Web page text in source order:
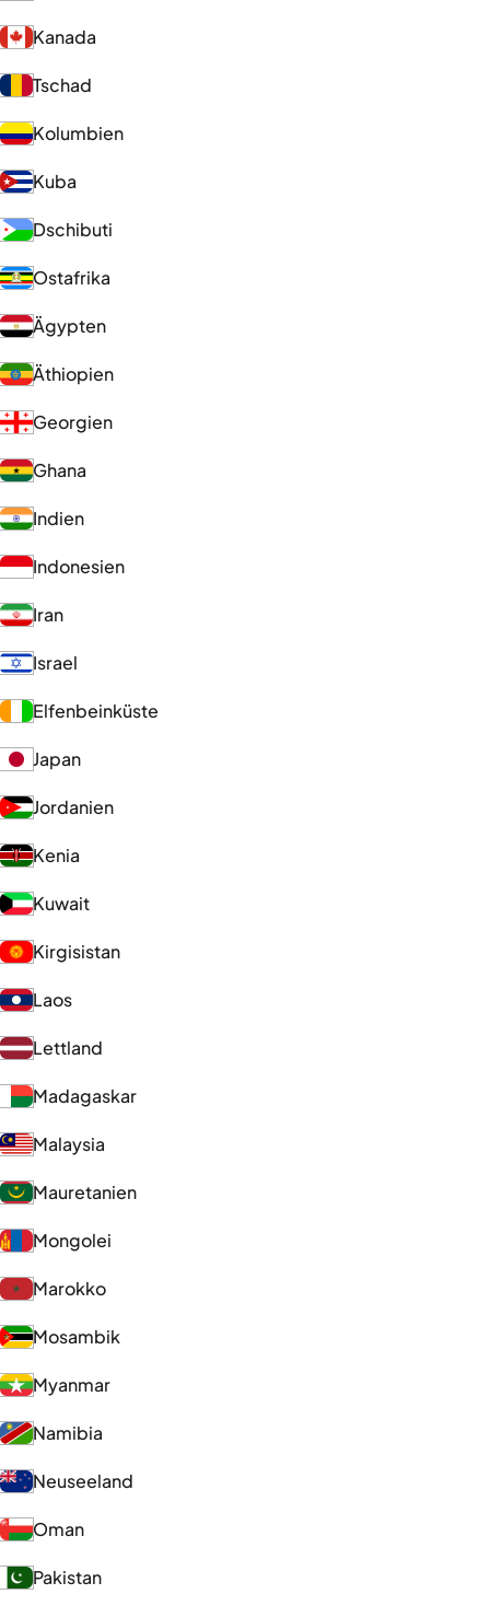
Kanada
Tschad
Kolumbien
Kuba
Dschibuti
Ostafrika
Ägypten
Äthiopien
Georgien
Ghana
Indien
Indonesien
Iran
Israel
Elfenbeinküste
Japan
Jordanien
Kenia
Kuwait
Kirgisistan
Laos
Lettland
Madagaskar
Malaysia
Mauretanien
Mongolei
Marokko
Mosambik
Myanmar
Namibia
Neuseeland
Oman
Pakistan